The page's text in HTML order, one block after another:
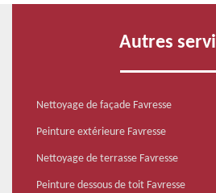
Autres
Nettoyage de façade Favresse
Peinture extérieure Favresse
Nettoyage de terrasse Favresse
Peinture dessous de toit Favresse